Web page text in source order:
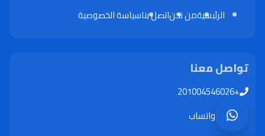
الرئيسيةمن نحناتصل بناسياسة الخصوصية
تواصل معنا
+201004546026
واتساب